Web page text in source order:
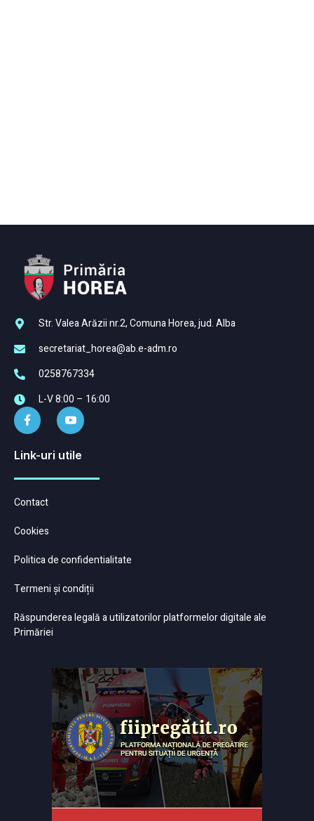
Str. Valea Arăzii nr.2, Comuna Horea, jud. Alba
secretariat_horea@ab.e-adm.ro
0258767334
L-V 8:00 – 16:00
Link-uri utile
Contact
Cookies
Politica de confidentialitate
Termeni și condiții
Răspunderea legală a utilizatorilor platformelor digitale ale
Primăriei